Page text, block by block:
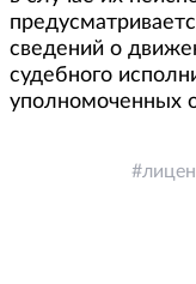
сведений о
судебного
уполномоченных